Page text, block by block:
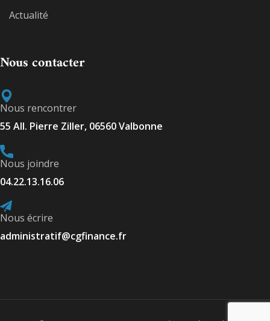
Actualité
Nous contacter
Nous rencontrer
55 All. Pierre Ziller, 06560 Valbonne
Nous joindre
04.22.13.16.06
Nous écrire
administratif@cgfinance.fr